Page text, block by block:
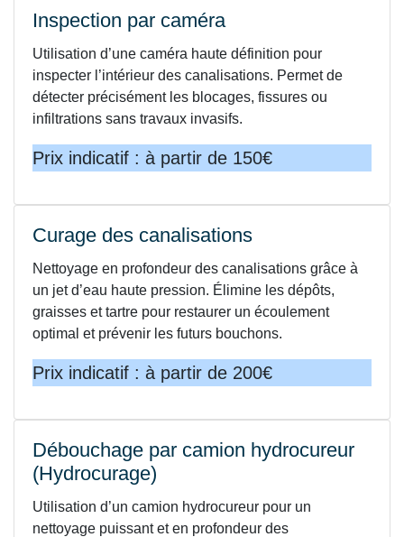
Inspection par caméra
Utilisation d’une caméra haute définition pour
inspecter l’intérieur des canalisations. Permet de
détecter précisément les blocages, fissures ou
infiltrations sans travaux invasifs.
Prix indicatif : à partir de 150€
Curage des canalisations
Nettoyage en profondeur des canalisations grâce à
un jet d’eau haute pression. Élimine les dépôts,
graisses et tartre pour restaurer un écoulement
optimal et prévenir les futurs bouchons.
Prix indicatif : à partir de 200€
Débouchage par camion hydrocureur
(Hydrocurage)
Utilisation d’un camion hydrocureur pour un
nettoyage puissant et en profondeur des